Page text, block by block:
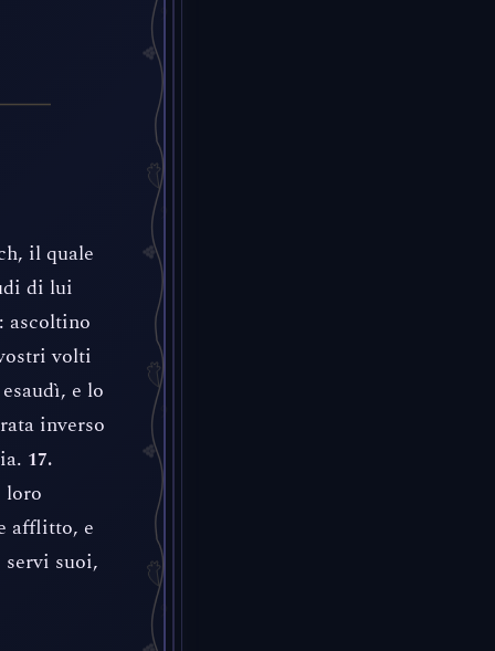
il quale
di lui
ascoltino
volti
e lo
inverso
17.
loro
afflitto, e
suoi,